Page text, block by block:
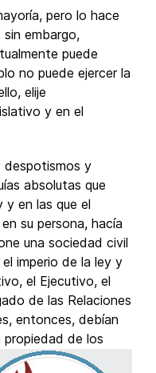
pero lo hace
sin embargo,
puede
no puede ejercer la
elije
y en el
despotismos y
absolutas que
y en las que el
su persona, hacía
una sociedad civil
imperio de la ley y
el Ejecutivo, el
de las Relaciones
entonces, debían
de los